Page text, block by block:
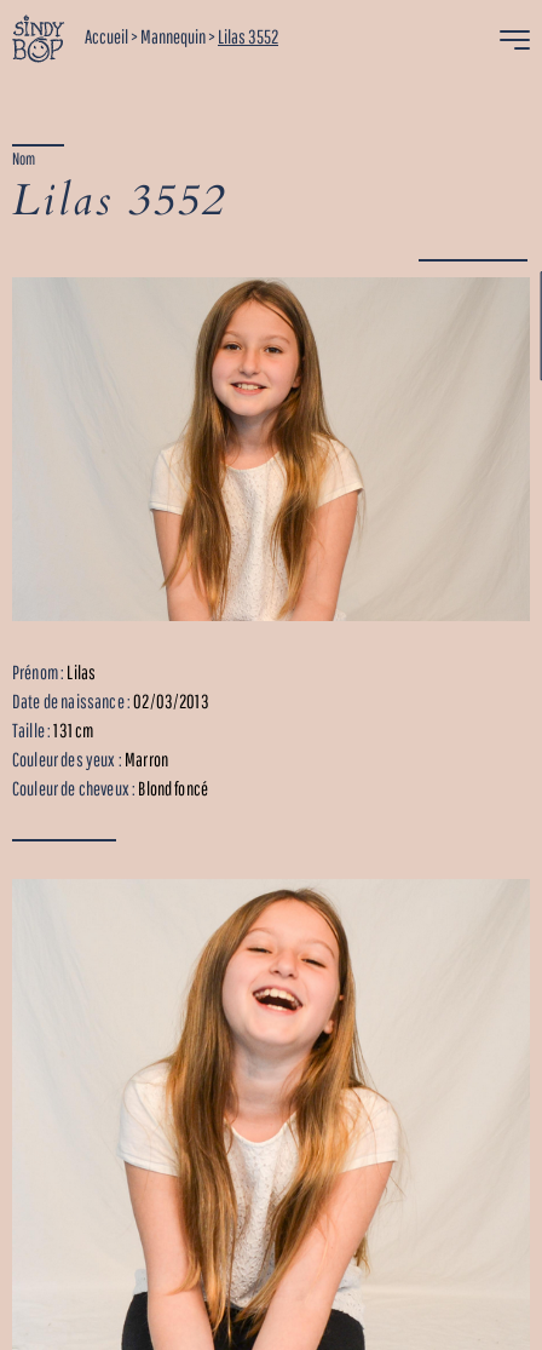
Accueil>Mannequin>Lilas 3552
Nom
Lilas 3552
Prénom : Lilas
Date de naissance :02/03/2013
Taille :131 cm
Couleur des yeux : Marron
Couleur de cheveux : Blond foncé